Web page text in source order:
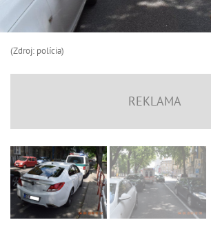
(Zdroj: polícia)